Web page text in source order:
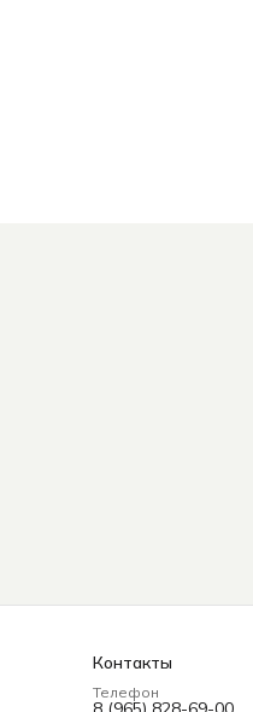
Контакты
Телефон